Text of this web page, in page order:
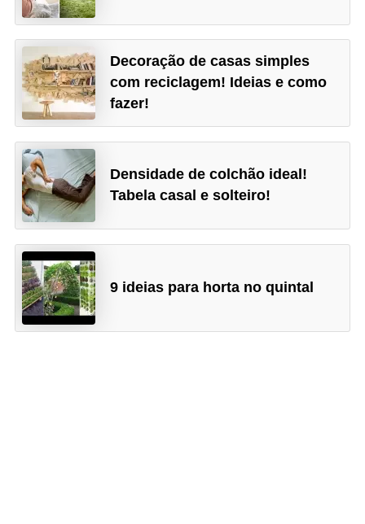
Decoração de casas simples
com reciclagem! Ideias e como
fazer!
Densidade de colchão ideal!
Tabela casal e solteiro!
9 ideias para horta no quintal